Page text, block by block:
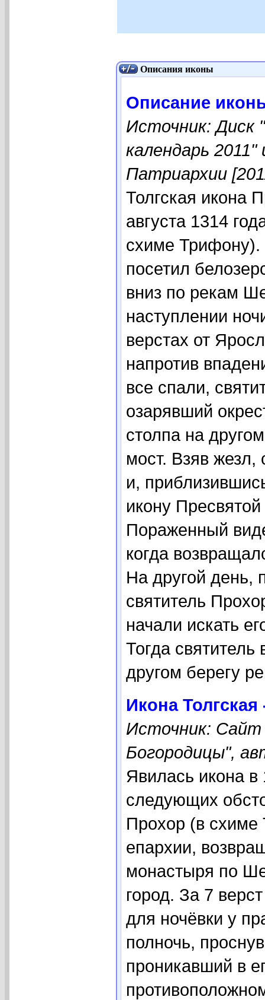
Описания иконы
Описание
Источник: Диск
календарь
Патриархии
Толгская икона
августа 1314
схиме Трифону).
посетил
вниз по рекам
наступлении
верстах от
напротив
все спали,
озарявший
столпа на
мост. Взяв жезл,
и,
икону
Пораженный
когда
На другой день,
святитель
начали искать
Тогда
другом берегу
Икона
Источник: Сайт
Богородицы",
Явилась икона
следующих
Прохор (в схиме
епархии,
монастыря по
город. За 7
для ночёвки у
полночь,
проникавший в